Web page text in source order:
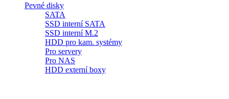
Pevné disky
SATA
SSD interní SATA
SSD interní M.2
HDD pro kam. systémy
Pro servery
Pro NAS
HDD externí boxy